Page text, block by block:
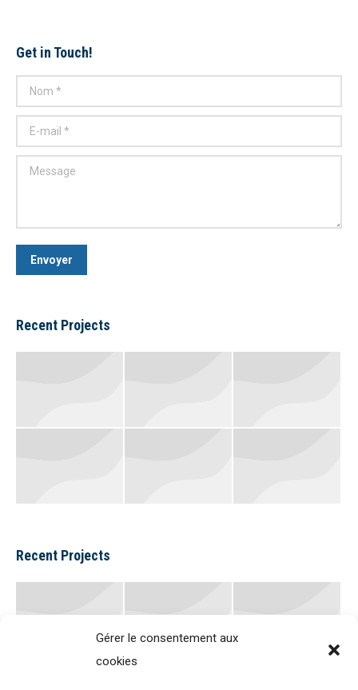
Gérer le consentement aux
cookies
Get in Touch!
Nom *
E-mail *
Message
Envoyer
Recent Projects
Recent Projects